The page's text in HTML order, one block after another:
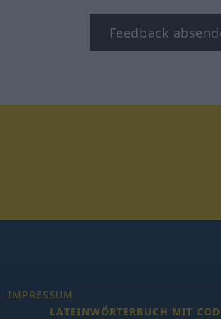
Feedback
IMPRESSUM
LATEINWÖRTERBUCH MIT